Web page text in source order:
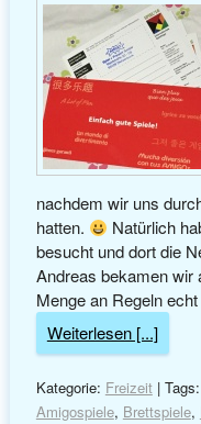
nachdem wir uns
hatten.
Natürlich
besucht und dort die
Andreas bekamen wir
Menge an Regeln
Weiterlesen [...]
Kategorie: Freizeit| Tags:
Amigospiele, Brettspiele,